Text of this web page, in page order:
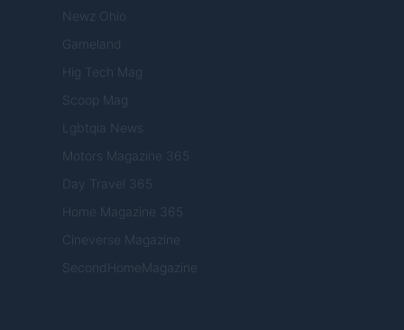
Newz Ohio
Gameland
Hig Tech Mag
Scoop Mag
Lgbtqia News
Motors Magazine 365
Day Travel 365
Home Magazine 365
Cineverse Magazine
SecondHomeMagazine